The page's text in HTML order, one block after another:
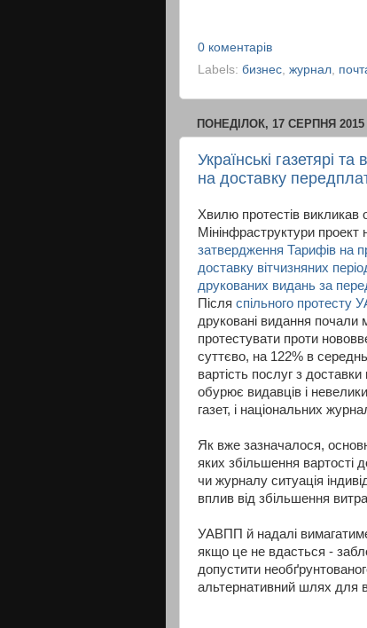
0 коментарів
Labels: бизнес, журнал,
ПОНЕДІЛОК, 17 СЕРПНЯ 2015
Українські газетярі
на доставку
Хвилю протестів
Мінінфраструктури проект
затвердження Тарифів на
доставку вітчизняних
друкованих видань за
Після спільного
друковані видання почали
протестувати проти
суттєво, на 122% в
вартість послуг з
обурює видавців і
газет, і національних
Як вже зазначалося,
яких збільшення вартості
чи журналу ситуація
вплив від збільшення
УАВПП й надалі вимагатиме
якщо це не вдасться -
допустити
альтернативний шлях для